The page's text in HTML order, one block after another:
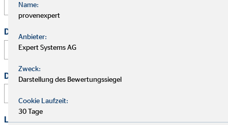
Deine E-Mail Adresse
Deine Telefonnummer
Link zu Deinem Business-Profil (Xing / LinkedIn / andere)
Name:
provenexpert
Anbieter:
Expert Systems AG
Zweck:
Darstellung des Bewertungssiegel
Cookie Laufzeit:
30 Tage